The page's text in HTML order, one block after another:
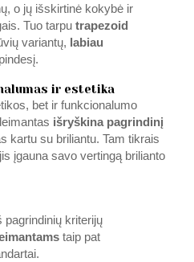
o jų išskirtinė kokybė ir
Tuo tarpu trapezoid
variantų, labiau
ir estetika
bet ir funkcionalumo
išryškina pagrindinį
kartu su briliantu. Tam tikrais
įgauna savo vertingą brilianto
pagrindinių kriterijų
taip pat